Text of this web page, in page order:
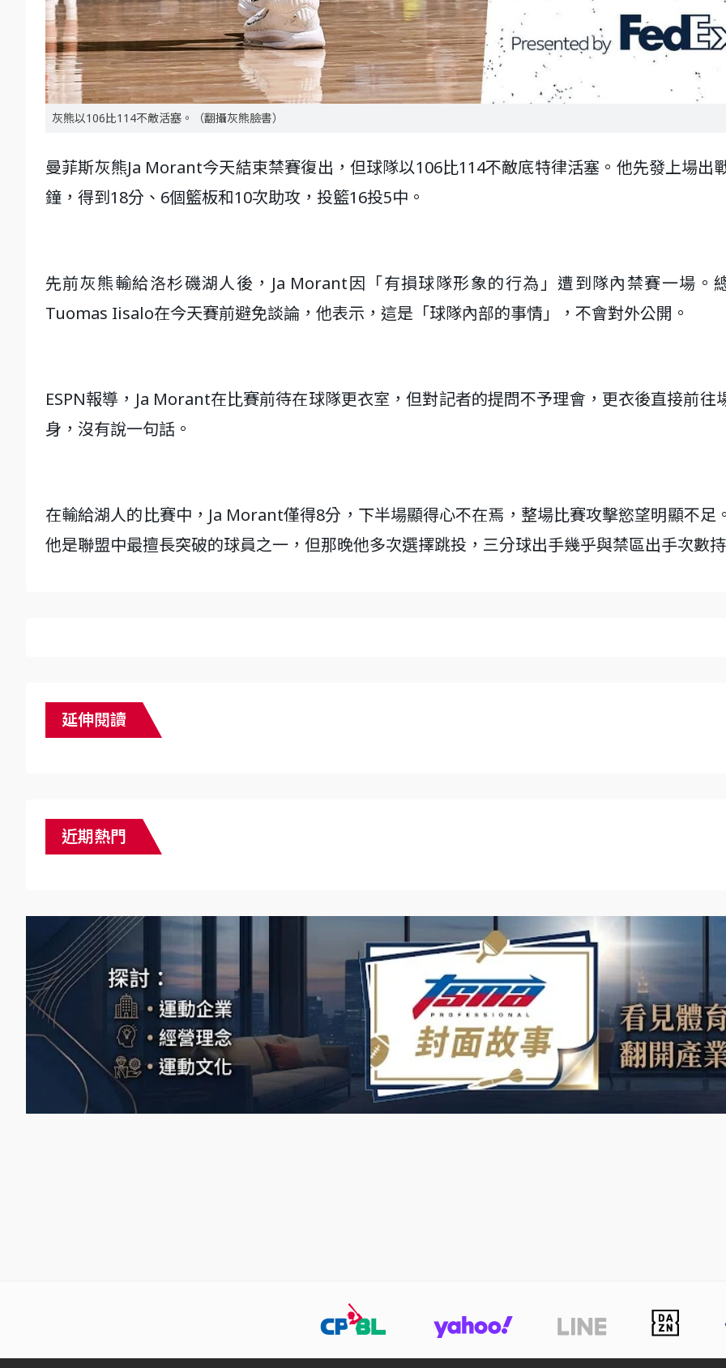
灰熊以106比114不敵活塞。（翻攝灰熊臉書）
曼菲斯灰熊Ja Morant今天結束禁賽復出，但球隊以106比114不敵底特律活塞。他先發上場出
鐘，得到18分、6個籃板和10次助攻，投籃16投5中。
先前灰熊輸給洛杉磯湖人後，Ja Morant因「有損球隊形象的行為」遭到隊內禁賽一場。
Tuomas Iisalo在今天賽前避免談論，他表示，這是「球隊內部的事情」，不會對外公開。
ESPN報導，Ja Morant在比賽前待在球隊更衣室，但對記者的提問不予理會，更衣後直接前往
身，沒有說一句話。
在輸給湖人的比賽中，Ja Morant僅得8分，下半場顯得心不在焉，整場比賽攻擊慾望明顯不足
他是聯盟中最擅長突破的球員之一，但那晚他多次選擇跳投，三分球出手幾乎與禁區出手次數
延伸閱讀
近期熱門